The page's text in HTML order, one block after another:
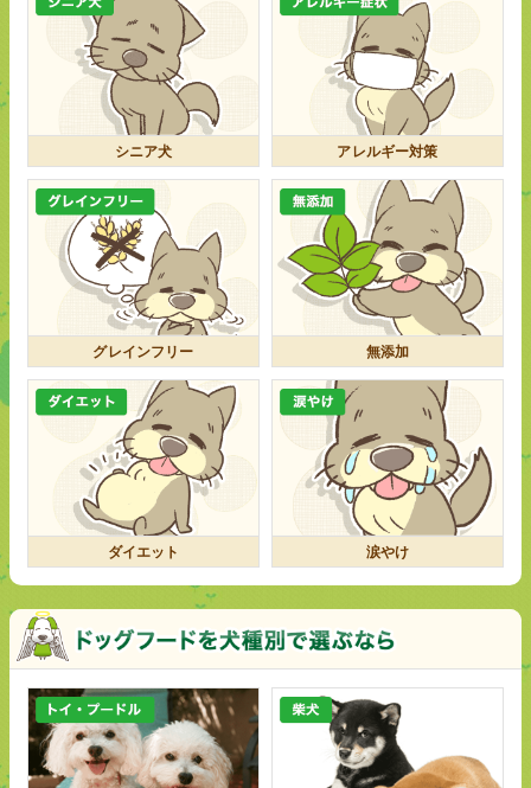
シニア犬 アレルギー対策
グレインフリー 無添加
ダイエット 涙やけ